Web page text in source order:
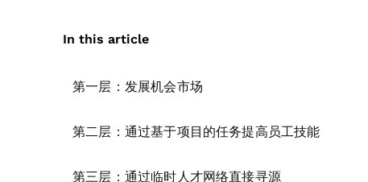
In this article
第一层：发展机会市场
第二层：通过基于项目的任务提高员工技能
第三层：通过临时人才网络直接寻源